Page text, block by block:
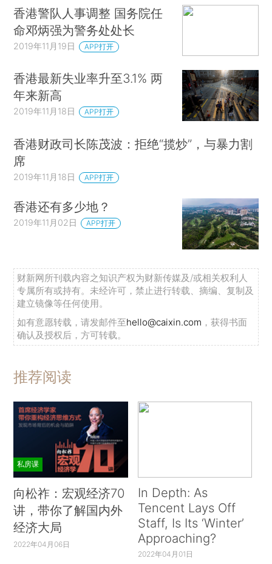
香港警队人事调整 国务院任
命邓炳强为警务处处长
2019年11月19日 APP打开
香港最新失业率升至3.1% 两
年来新高
2019年11月18日 APP打开
香港财政司长陈茂波：拒绝“揽炒”，与暴力割
席
2019年11月18日 APP打开
香港还有多少地？
2019年11月02日 APP打开
财新网所刊载内容之知识产权为财新传媒及/或相关权利人
专属所有或持有。未经许可，禁止进行转载、摘编、复制及
建立镜像等任何使用。
如有意愿转载，请发邮件至hello@caixin.com ，获得书面
确认及授权后，方可转载。
推荐阅读
私房课
向松祚：宏观经济70
讲，带你了解国内外
经济大局
2022年04月06日
In Depth: As
Tencent Lays Off
Staff, Is Its ‘Winter’
Approaching?
2022年04月01日